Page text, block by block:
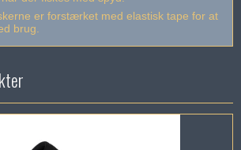
er forstærket med elastisk tape for at
brug.